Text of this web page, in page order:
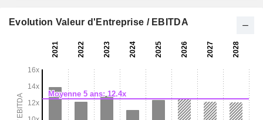
Evolution Valeur d'Entreprise / EBITDA